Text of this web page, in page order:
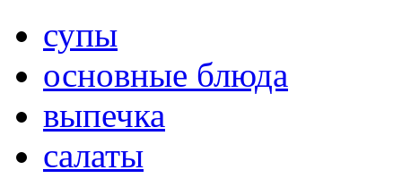
супы
основные блюда
выпечка
салаты